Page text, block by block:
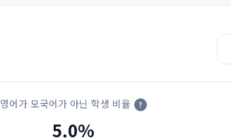
영어가 모국어가 아닌 학생 비율 ?
5.0%